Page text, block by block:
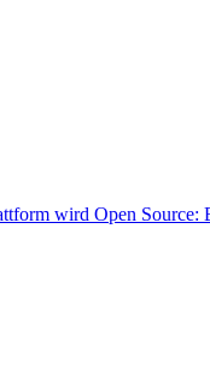
wird Open Source: